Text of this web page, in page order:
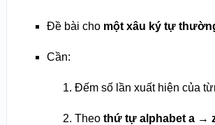
Đề bài cho một xâu ký tự
Cần:
Đếm số lần xuất hiện của
Theo thứ tự alphabet a →